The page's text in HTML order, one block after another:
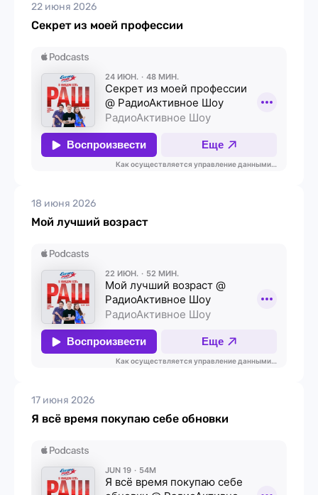
22 июня 2026
Секрет из моей профессии
18 июня 2026
Мой лучший возраст
17 июня 2026
Я всё время покупаю себе обновки